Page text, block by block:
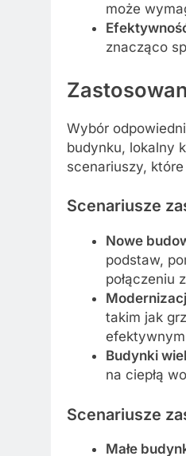
może
znacząco
Wybór
budynku, lokalny
scenariuszy,
Scenariusze
Nowe
podstaw,
połączeniu
takim jak
Budynki
na ciepłą
Scenariusze
Małe